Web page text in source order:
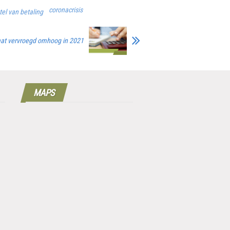
van betaling coronacrisis
vervroegd omhoog in 2021
MAPS